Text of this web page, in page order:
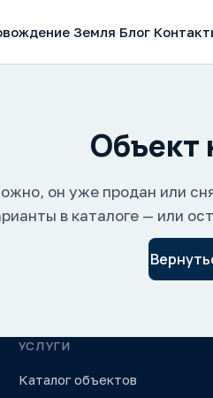
Земля Блог
Объект
он уже продан или
в каталоге — или
УСЛУГИ
Каталог объектов